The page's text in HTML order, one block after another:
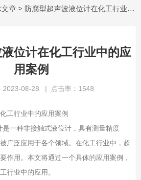
章 > 防腐型超声波液位计在化工行业中的应用案例
位计在化工行业中的应
用案例
2023-08-28 | 点击率：1548
工行业中的应用案例
一种非接触式液位计，具有测量精度
广泛应用于各个领域。在化工行业中，超
作用。本文将通过一个具体的应用案例，
行业中的应用。